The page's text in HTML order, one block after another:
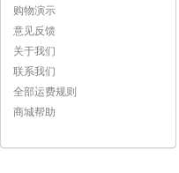
购物演示
意见反馈
关于我们
联系我们
全部运费规则
商城帮助